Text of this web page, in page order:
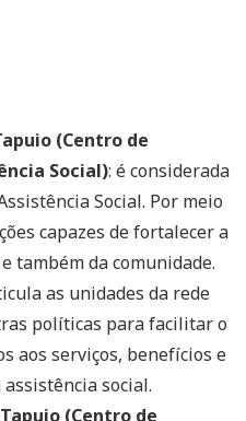
(Centro de
Social): é considerada
Social. Por meio
capazes de fortalecer a
também da comunidade.
as unidades da rede
políticas para facilitar o
aos serviços, benefícios e
social.
Tapuio (Centro de